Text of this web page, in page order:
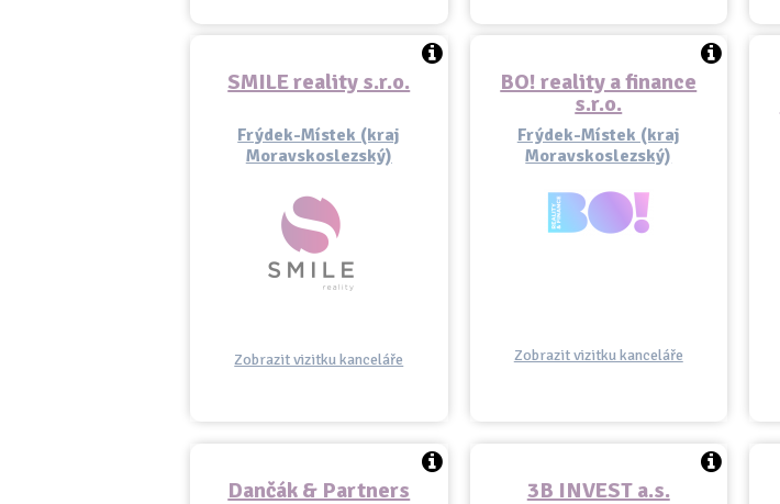
SMILE reality s.r.o.
Frýdek-Místek (kraj
Moravskoslezský)
Zobrazit vizitku kanceláře
BO! reality a finance
s.r.o.
Frýdek-Místek (kraj
Moravskoslezský)
Zobrazit vizitku kanceláře
Dančák & Partners 3B INVEST a.s.